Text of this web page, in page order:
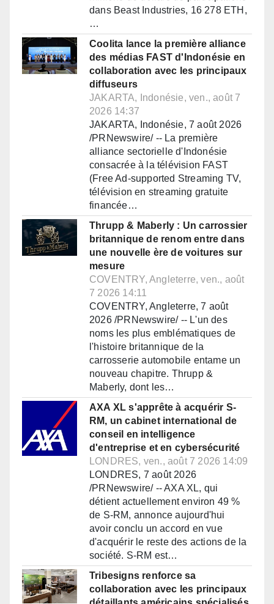
dans Beast Industries, 16 278 ETH,
…
Coolita lance la première alliance
des médias FAST d'Indonésie en
collaboration avec les principaux
diffuseurs
JAKARTA, Indonésie, ven., août 7
2026 14:37
JAKARTA, Indonésie, 7 août 2026
/PRNewswire/ -- La première
alliance sectorielle d'Indonésie
consacrée à la télévision FAST
(Free Ad-supported Streaming TV,
télévision en streaming gratuite
financée…
Thrupp & Maberly : Un carrossier
britannique de renom entre dans
une nouvelle ère de voitures sur
mesure
COVENTRY, Angleterre, ven., août
7 2026 14:11
COVENTRY, Angleterre, 7 août
2026 /PRNewswire/ -- L'un des
noms les plus emblématiques de
l'histoire britannique de la
carrosserie automobile entame un
nouveau chapitre. Thrupp &
Maberly, dont les…
AXA XL s'apprête à acquérir S-
RM, un cabinet international de
conseil en intelligence
d'entreprise et en cybersécurité
LONDRES, ven., août 7 2026 14:09
LONDRES, 7 août 2026
/PRNewswire/ -- AXA XL, qui
détient actuellement environ 49 %
de S-RM, annonce aujourd'hui
avoir conclu un accord en vue
d'acquérir le reste des actions de la
société. S-RM est…
Tribesigns renforce sa
collaboration avec les principaux